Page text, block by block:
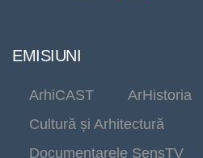
EMISIUNI
ArhiCAST
ArHistoria
Cultură și Arhitectură
Documentarele SensTV